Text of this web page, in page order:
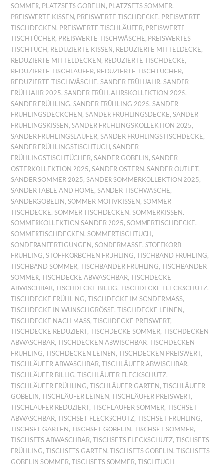
SOMMER, PLATZSETS GOBELIN , PLATZSETS SOMMER,
PREISWERTE KISSEN , PREISWERTE TISCHDECKE, PREISWERTE
TISCHDECKEN , PREISWERTE TISCHLÄUFER, PREISWERTE
TISCHTÜCHER, PREISWERTE TISCHWÄSCHE, PREISWERTES
TISCHTUCH , REDUZIERTE KISSEN , REDUZIERTE MITTELDECKE,
REDUZIERTE MITTELDECKEN , REDUZIERTE TISCHDECKE,
REDUZIERTE TISCHLÄUFER, REDUZIERTE TISCHTÜCHER,
REDUZIERTE TISCHWÄSCHE,SANDER FRÜHJAHR,SANDER
FRÜHJAHR 2025,SANDER FRÜHJAHRSKOLLEKTION 2025,
SANDER FRÜHLING,SANDER FRÜHLING 2025,SANDER
FRÜHLINGSDECKCHEN ,SANDER FRÜHLINGSDECKE,SANDER
FRÜHLINGSKISSEN ,SANDER FRÜHLINGSKOLLEKTION 2025,
SANDER FRÜHLINGSLÄUFER,SANDER FRÜHLINGSTISCHDECKE,
SANDER FRÜHLINGSTISCHTUCH ,SANDER
FRÜHLINGSTISCHTÜCHER,SANDER GOBELIN ,SANDER
OSTERKOLLEKTION 2025,SANDER OSTERN ,SANDER OUTLET,
SANDER SOMMER 2025,SANDER SOMMERKOLLEKTION 2025,
SANDER TABLE AND HOME,SANDER TISCHWÄSCHE,
SANDERGOBELIN ,SOMMER MOTIVKISSEN ,SOMMER
TISCHDECKE,SOMMER TISCHDECKEN ,SOMMERKISSEN ,
SOMMERKOLLEKTION SANDER 2025,SOMMERTISCHDECKE,
SOMMERTISCHDECKEN ,SOMMERTISCHTUCH ,
SONDERANFERTIGUNGEN ,SONDERMASSE ,STOFFKORB
FRÜHLING,STOFFKÖRBCHEN FRÜHLING,TISCHBAND FRÜHLING,
TISCHBAND SOMMER,TISCHBÄNDER FRÜHLING,TISCHBÄNDER
SOMMER,TISCHDECKE ABWASCHBAR,TISCHDECKE
ABWISCHBAR,TISCHDECKE BILLIG,TISCHDECKE FLECKSCHUTZ,
TISCHDECKE FRÜHLING,TISCHDECKE IM SONDERMASS ,
TISCHDECKE IN WUNSCHGRÖSSE ,TISCHDECKE LEINEN ,
TISCHDECKE NACH MASS ,TISCHDECKE PREISWERT,
TISCHDECKE REDUZIERT,TISCHDECKE SOMMER,TISCHDECKEN
ABWASCHBAR,TISCHDECKEN ABWISCHBAR,TISCHDECKEN
FRÜHLING,TISCHDECKEN LEINEN ,TISCHDECKEN PREISWERT,
TISCHLÄUFER ABWASCHBAR,TISCHLÄUFER ABWISCHBAR,
TISCHLÄUFER BILLIG,TISCHLÄUFER FLECKSCHUTZ,
TISCHLÄUFER FRÜHLING,TISCHLÄUFER GARTEN ,TISCHLÄUFER
GOBELIN ,TISCHLÄUFER LEINEN ,TISCHLÄUFER PREISWERT,
TISCHLÄUFER REDUZIERT,TISCHLÄUFER SOMMER,TISCHSET
ABWASCHBAR,TISCHSET FLECKSCHUTZ,TISCHSET FRÜHLING,
TISCHSET GARTEN ,TISCHSET GOBELIN ,TISCHSET SOMMER,
TISCHSETS ABWASCHBAR,TISCHSETS FLECKSCHUTZ,TISCHSETS
FRÜHLING,TISCHSETS GARTEN ,TISCHSETS GOBELIN ,TISCHSETS
GOBELIN SOMMER,TISCHSETS SOMMER,TISCHTUCH